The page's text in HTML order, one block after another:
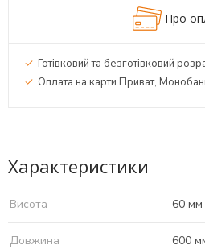
Про
Готівковий та безготівковий
Оплата на карти Приват,
Характеристики
Висота 60 мм
Довжина 600